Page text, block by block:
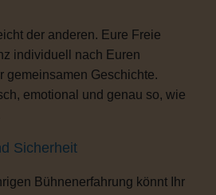
der anderen. Eure Freie
individuell nach Euren
gemeinsamen Geschichte.
emotional und genau so, wie
Sicherheit
Bühnenerfahrung könnt Ihr